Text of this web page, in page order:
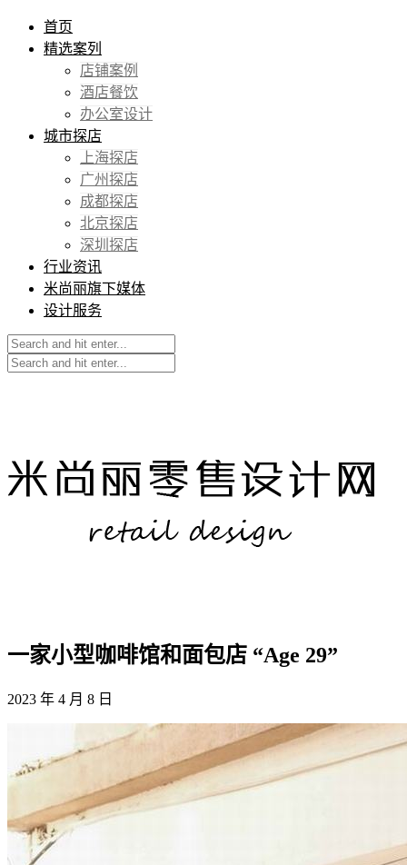
首页
精选案列
店铺案例
酒店餐饮
办公室设计
城市探店
上海探店
广州探店
成都探店
北京探店
深圳探店
行业资讯
米尚丽旗下媒体
设计服务
一家小型咖啡馆和面包店 “Age 29”
2023 年 4 月 8 日